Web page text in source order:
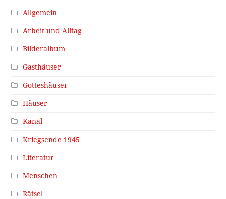
Allgemein
Arbeit und Alltag
Bilderalbum
Gasthäuser
Gotteshäuser
Häuser
Kanal
Kriegsende 1945
Literatur
Menschen
Rätsel